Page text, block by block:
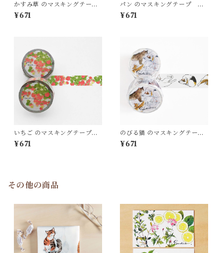
かすみ草 のマスキングテー
プ MT43
¥671
パン のマスキングテープ M
T41
¥671
いちご のマスキングテープ
MT39
¥671
のびる猫 のマスキングテー
プ MT38
¥671
その他の商品